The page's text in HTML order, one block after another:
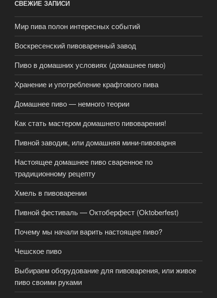
СВЕЖИЕ ЗАПИСИ
Мир пива полон интересных событий
Воскресенский пивоваренный завод
Пиво в домашних условиях (домашнее пиво)
Хранение и употребление крафтового пива
Домашнее пиво — немного теории
Как стать мастером домашнего пивоварения!
Пивной заводик, или домашняя мини-пивоварня
Настоящее домашнее пиво сваренное по
традиционному рецепту
Хмель в пивоварении
Пивной фестиваль — Октоберфест (Oktoberfest)
Почему мы начали варить настоящее пиво?
Чешское пиво
Выбираем оборудование для пивоварения, или живое
пиво своими руками